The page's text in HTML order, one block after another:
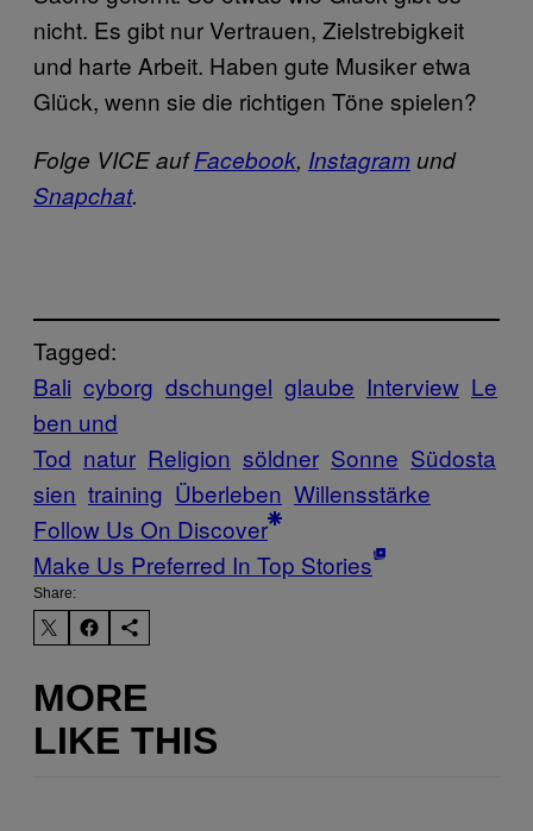
nicht. Es gibt nur Vertrauen, Zielstrebigkeit
und harte Arbeit. Haben gute Musiker etwa
Glück, wenn sie die richtigen Töne spielen?
Folge VICE aufFacebook, Instagramund
Snapchat.
Tagged:
Bali cyborg dschungel glaube Interview Le
ben und
Tod natur Religion söldner Sonne Südosta
sien training Überleben Willensstärke
Follow Us On Discover
Make Us Preferred In Top Stories
Share:
MORE
LIKE THIS